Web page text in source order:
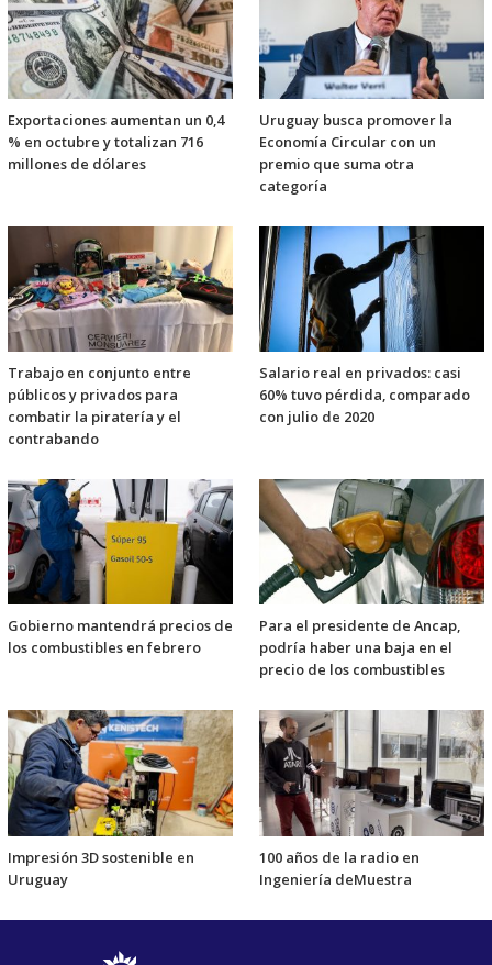
Exportaciones aumentan un 0,4
% en octubre y totalizan 716
millones de dólares
Uruguay busca promover la
Economía Circular con un
premio que suma otra
categoría
Trabajo en conjunto entre
públicos y privados para
combatir la piratería y el
contrabando
Salario real en privados: casi
60% tuvo pérdida, comparado
con julio de 2020
Gobierno mantendrá precios de
los combustibles en febrero
Para el presidente de Ancap,
podría haber una baja en el
precio de los combustibles
Impresión 3D sostenible en
Uruguay
100 años de la radio en
Ingeniería deMuestra